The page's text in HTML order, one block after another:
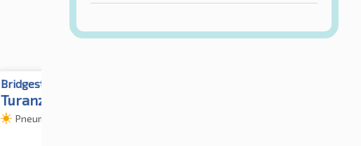
Bridgestone
Turanza T005 MFS
Pneumatici estivi